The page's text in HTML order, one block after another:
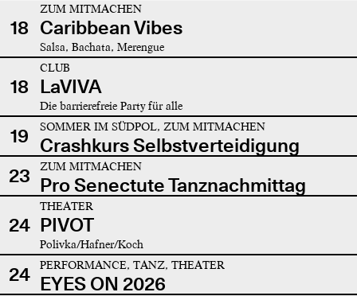
18
ZUM MITMACHEN
Caribbean Vibes
Salsa, Bachata, Merengue
18
CLUB
LaVIVA
Die barrierefreie Party für alle
19 SOMMER IM SÜDPOL, ZUM MITMACHEN
Crashkurs Selbstverteidigung
23
ZUM MITMACHEN
Pro Senectute Tanznachmittag
24
THEATER
PIVOT
Polivka/Hafner/Koch
24 PERFORMANCE, TANZ, THEATER
EYES ON 2026